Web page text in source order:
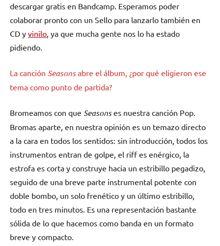
descargar gratis en Bandcamp. Esperamos poder
colaborar pronto con un Sello para lanzarlo también en
CD y vinilo , ya que mucha gente nos lo ha estado
pidiendo.
La canción Seasonsabre el álbum, ¿por qué eligieron ese
tema como punto de partida?
Bromeamos con que Seasonses nuestra canción Pop.
Bromas aparte, en nuestra opinión es un temazo directo
a la cara en todos los sentidos: sin introducción, todos los
instrumentos entran de golpe, el riff es enérgico, la
estrofa es corta y construye hacia un estribillo pegadizo,
seguido de una breve parte instrumental potente con
doble bombo, un solo frenético y un último estribillo,
todo en tres minutos. Es una representación bastante
sólida de lo que hacemos como banda en un formato
breve y compacto.